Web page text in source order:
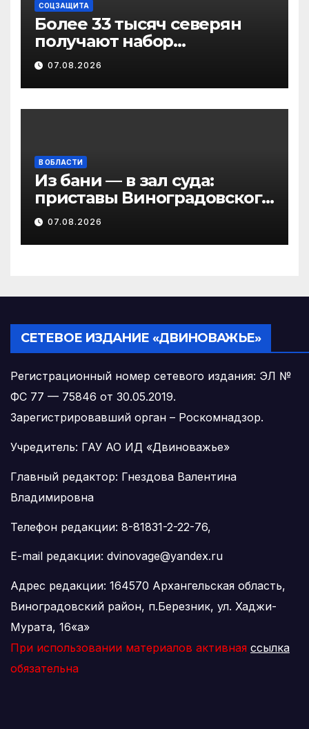
СОЦЗАЩИТА
Более 33 тысяч северян
получают набор
социальных услуг в виде
льгот
07.08.2026
В ОБЛАСТИ
Из бани — в зал суда:
приставы Виноградовского
округа разыскали
должника по алиментам
07.08.2026
СЕТЕВОЕ ИЗДАНИЕ «ДВИНОВАЖЬЕ»
Регистрационный номер сетевого издания: ЭЛ №
ФС 77 — 75846 от 30.05.2019.
Зарегистрировавший орган – Роскомнадзор.
Учредитель: ГАУ АО ИД «Двиноважье»
Главный редактор: Гнездова Валентина
Владимировна
Телефон редакции: 8-81831-2-22-76,
E-mail редакции: dvinovage@yandex.ru
Адрес редакции: 164570 Архангельская область,
Виноградовский район, п.Березник, ул. Хаджи-
Мурата, 16«а»
При использовании материалов активная ссылка
обязательна